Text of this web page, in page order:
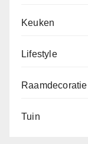
Keuken
Lifestyle
Raamdecoratie
Tuin